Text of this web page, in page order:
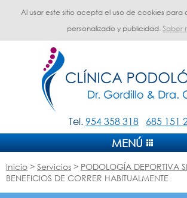
Al usar este sitio acepta el uso de cookies para
personalizado y publicidad.Saber
Tel.954 358 318 685 151
MENÚ
Inicio > Servicios > PODOLOGÍA DEPORTIVA
BENEFICIOS DE CORRER HABITUALMENTE